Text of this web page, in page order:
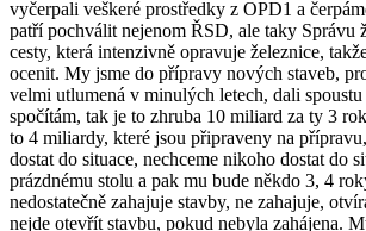
vyčerpali veškeré prostředky z OPD1 a
patří pochválit nejenom ŘSD, ale taky Správu
cesty, která intenzivně opravuje železnice,
ocenit. My jsme do přípravy nových staveb,
velmi utlumená v minulých letech, dali
spočítám, tak je to zhruba 10 miliard za ty 3
to 4 miliardy, které jsou připraveny na
dostat do situace, nechceme nikoho dostat do
prázdnému stolu a pak mu bude někdo 3, 4
nedostatečně zahajuje stavby, ne zahajuje,
nejde otevřít stavbu, pokud nebyla zahájena.